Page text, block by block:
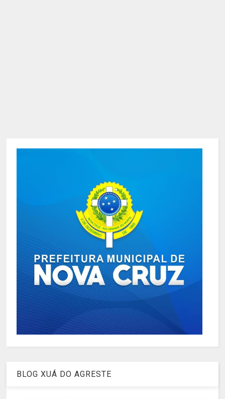
BLOG XUÁ DO AGRESTE